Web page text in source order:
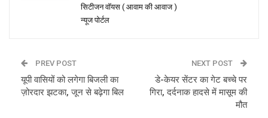
सिटीजन वॉयस ( आवाम की आवाज )
न्यूज पोर्टल
PREV POST
यूपी वासियों को लगेगा बिजली का
ज़ोरदार झटका, जून से बढ़ेगा बिल
NEXT POST
डे-केयर सेंटर का गेट बच्चे पर
गिरा, दर्दनाक हादसे में मासूम की
मौत